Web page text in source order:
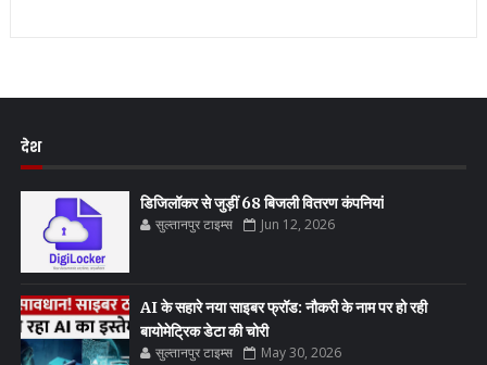
देश
डिजिलॉकर से जुड़ीं 68 बिजली वितरण कंपनियां
सुल्तानपुर टाइम्स Jun 12, 2026
AI के सहारे नया साइबर फ्रॉड: नौकरी के नाम पर हो रही
बायोमेट्रिक डेटा की चोरी
सुल्तानपुर टाइम्स May 30, 2026